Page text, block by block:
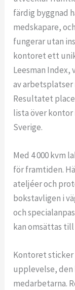
färdig byggnad
medskapare,
fungerar utan
kontoret ett
Leesman Index,
av arbetsplatser
Resultatet
lista över
Sverige.
Med 4 000 kvm
för framtiden.
ateljéer och
bokstavligen i
och
kan omsättas
Kontoret sticker
upplevelse, den
medarbetarna.